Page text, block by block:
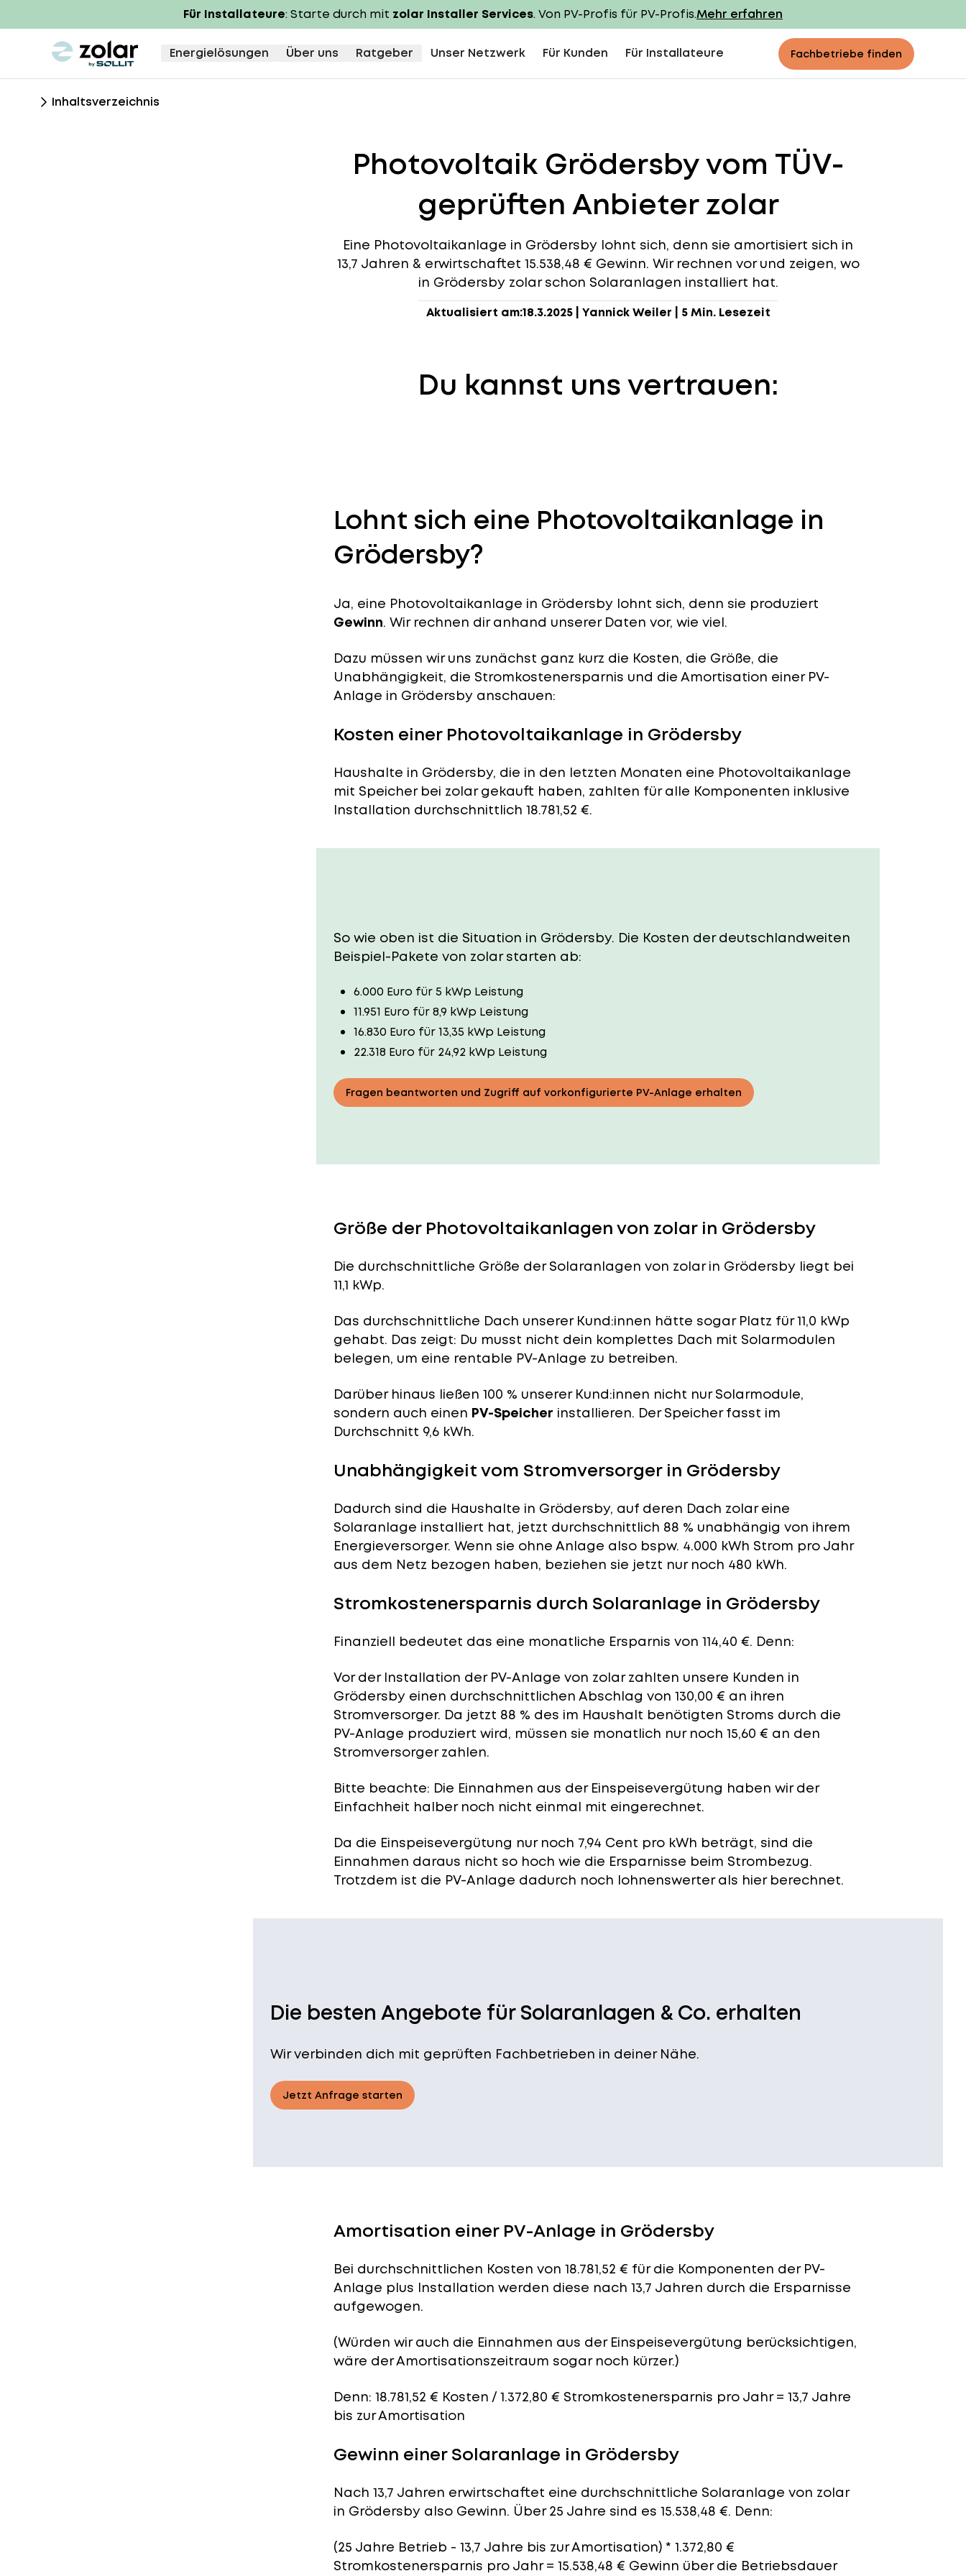
Für Installateure: Starte durch mit zolar Installer Services. Von PV-Profis für PV-Profis.Mehr erfahren
zolar logo Energielösungen Über uns Ratgeber Unser Netzwerk Für Kunden Für Installateure Fachbetriebe finden
Inhaltsverzeichnis
Photovoltaik Grödersby vom TÜV-
geprüften Anbieter zolar
Eine Photovoltaikanlage in Grödersby lohnt sich, denn sie amortisiert sich in
13,7 Jahren & erwirtschaftet 15.538,48 € Gewinn. Wir rechnen vor und zeigen, wo
in Grödersby zolar schon Solaranlagen installiert hat.
Aktualisiert am:18.3.2025| Yannick Weiler 5 Min. Lesezeit
Du kannst uns vertrauen:
Lohnt sich eine Photovoltaikanlage in
Grödersby?
Ja, eine Photovoltaikanlage in Grödersby lohnt sich, denn sie produziert
Gewinn. Wir rechnen dir anhand unserer Daten vor, wie viel.
Dazu müssen wir uns zunächst ganz kurz die Kosten, die Größe, die
Unabhängigkeit, die Stromkostenersparnis und die Amortisation einer PV-
Anlage in Grödersby anschauen:
Kosten einer Photovoltaikanlage in Grödersby
Haushalte in Grödersby, die in den letzten Monaten eine Photovoltaikanlage
mit Speicher bei zolar gekauft haben, zahlten für alle Komponenten inklusive
Installation durchschnittlich 18.781,52 €.
So wie oben ist die Situation in Grödersby. Die Kosten der deutschlandweiten
Beispiel-Pakete von zolar starten ab:
6.000 Euro für 5 kWp Leistung
11.951 Euro für 8,9 kWp Leistung
16.830 Euro für 13,35 kWp Leistung
22.318 Euro für 24,92 kWp Leistung
Fragen beantworten und Zugriff auf vorkonfigurierte PV-Anlage erhalten
Größe der Photovoltaikanlagen von zolar in Grödersby
Die durchschnittliche Größe der Solaranlagen von zolar in Grödersby liegt bei
11,1 kWp.
Das durchschnittliche Dach unserer Kund:innen hätte sogar Platz für 11,0 kWp
gehabt. Das zeigt: Du musst nicht dein komplettes Dach mit Solarmodulen
belegen, um eine rentable PV-Anlage zu betreiben.
Darüber hinaus ließen 100 % unserer Kund:innen nicht nur Solarmodule,
sondern auch einen PV-Speicher installieren. Der Speicher fasst im
Durchschnitt 9,6 kWh.
Unabhängigkeit vom Stromversorger in Grödersby
Dadurch sind die Haushalte in Grödersby, auf deren Dach zolar eine
Solaranlage installiert hat, jetzt durchschnittlich 88 % unabhängig von ihrem
Energieversorger. Wenn sie ohne Anlage also bspw. 4.000 kWh Strom pro Jahr
aus dem Netz bezogen haben, beziehen sie jetzt nur noch 480 kWh.
Stromkostenersparnis durch Solaranlage in Grödersby
Finanziell bedeutet das eine monatliche Ersparnis von 114,40 €. Denn:
Vor der Installation der PV-Anlage von zolar zahlten unsere Kunden in
Grödersby einen durchschnittlichen Abschlag von 130,00 € an ihren
Stromversorger. Da jetzt 88 % des im Haushalt benötigten Stroms durch die
PV-Anlage produziert wird, müssen sie monatlich nur noch 15,60 € an den
Stromversorger zahlen.
Bitte beachte: Die Einnahmen aus der Einspeisevergütung haben wir der
Einfachheit halber noch nicht einmal mit eingerechnet.
Da die Einspeisevergütung nur noch 7,94 Cent pro kWh beträgt, sind die
Einnahmen daraus nicht so hoch wie die Ersparnisse beim Strombezug.
Trotzdem ist die PV-Anlage dadurch noch lohnenswerter als hier berechnet.
Die besten Angebote für Solaranlagen & Co. erhalten
Wir verbinden dich mit geprüften Fachbetrieben in deiner Nähe.
Jetzt Anfrage starten
Amortisation einer PV-Anlage in Grödersby
Bei durchschnittlichen Kosten von 18.781,52 € für die Komponenten der PV-
Anlage plus Installation werden diese nach 13,7 Jahren durch die Ersparnisse
aufgewogen.
(Würden wir auch die Einnahmen aus der Einspeisevergütung berücksichtigen,
wäre derAmortisationszeitraum sogar noch kürzer.)
Denn: 18.781,52 € Kosten / 1.372,80 € Stromkostenersparnis pro Jahr = 13,7 Jahre
bis zur Amortisation
Gewinn einer Solaranlage in Grödersby
Nach 13,7 Jahren erwirtschaftet eine durchschnittliche Solaranlage von zolar
in Grödersby also Gewinn. Über 25 Jahre sind es 15.538,48 €. Denn:
(25 Jahre Betrieb - 13,7 Jahre bis zur Amortisation) * 1.372,80 €
Stromkostenersparnis pro Jahr = 15.538,48 € Gewinn über die Betriebsdauer